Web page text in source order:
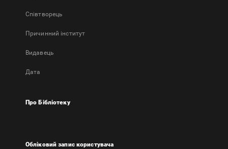
Співтворець
Причинний інститут
Видавець
Дата
Про Бібліотеку
Обліковий запис користувача